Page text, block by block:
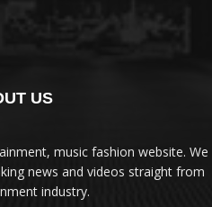
US
music fashion website. We
news and videos straight from
industry.